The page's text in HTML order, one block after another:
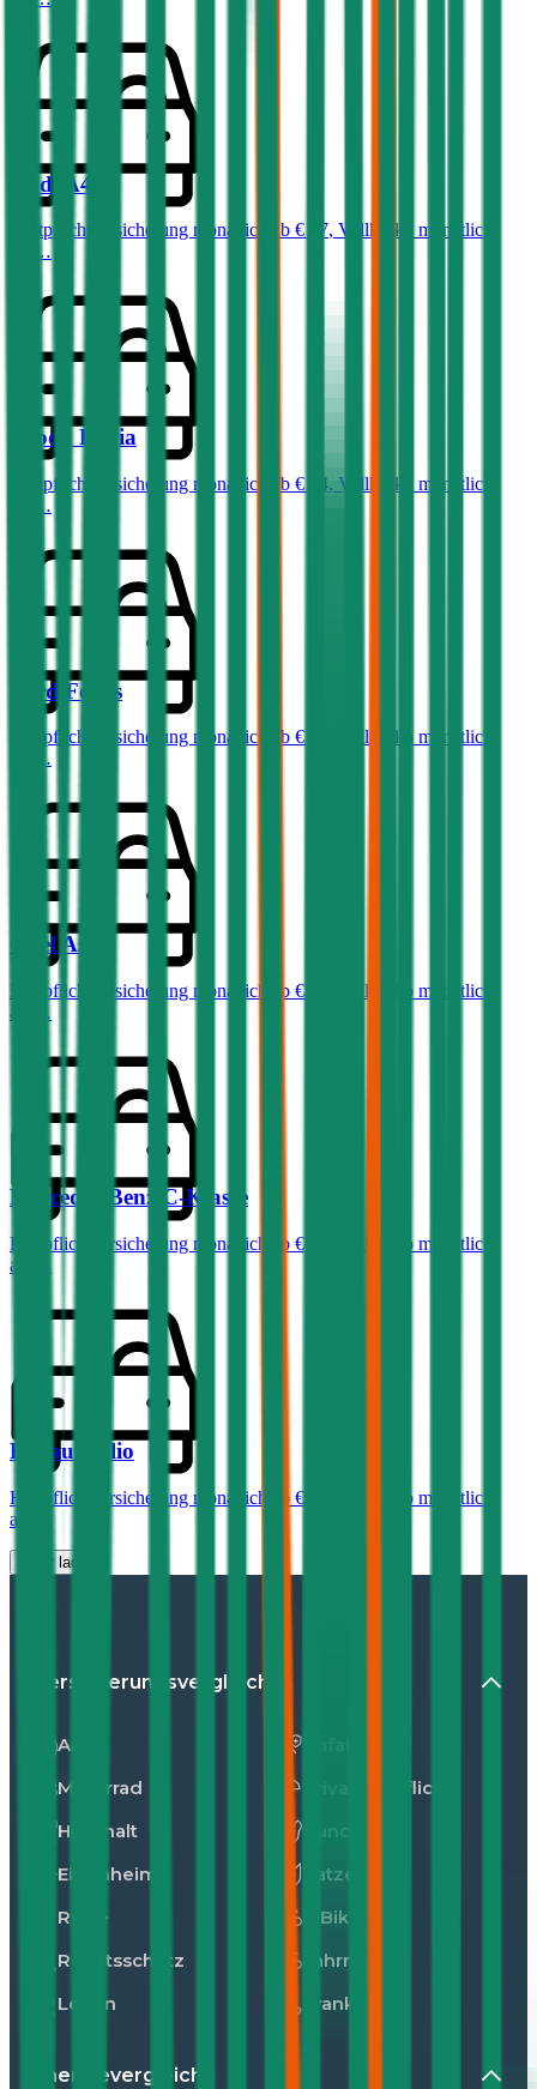
Audi A4
Haftpflichtversicherung monatlich ab € 87, Vollkasko monatlich
ab …
Skoda Fabia
Haftpflichtversicherung monatlich ab € 34, Vollkasko monatlich
ab …
Ford Focus
Haftpflichtversicherung monatlich ab € 32
Vollkasko monatlich
ab …
Opel Astra
Haftpflichtversicherung monatlich ab € 36
Vollkasko monatlich
ab …
Mercedes-Benz C-Klasse
Haftpflichtversicherung monatlich ab € 99
Vollkasko monatlich
ab …
Renault Clio
Haftpflichtversicherung monatlich ab € 30
Vollkasko monatlich
ab …
Mehr laden
Versicherungsvergleiche
Auto
Motorrad
Haushalt
Eigenheim
Reise
Rechtsschutz
Leben
Privathaftpflicht
Hunde
Katzen
E-Bike
Fahrrad
Kranken
Energievergleiche